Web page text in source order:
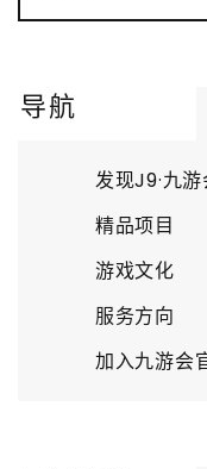
导航
发现J9·九游
精品项目
游戏文化
服务方向
加入九游会